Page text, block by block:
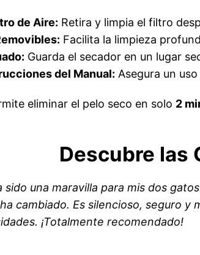
de Aire: Retira y limpia el filtro
Facilita la limpieza
Guarda el secador en un lugar
del Manual: Asegura un
eliminar el pelo seco en solo 2
Descubre las
sido una maravilla para mis dos
cambiado. Es silencioso, seguro
¡Totalmente recomendado!